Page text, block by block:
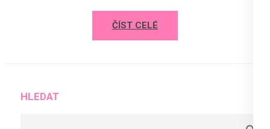
ČÍST CELÉ
HLEDAT